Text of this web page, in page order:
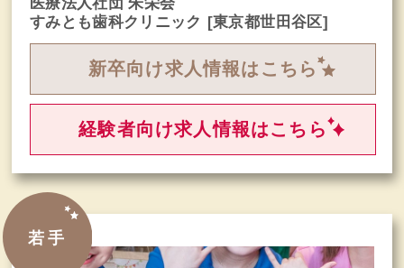
すみとも歯科クリニック [東京都世田谷区]
新卒向け求人情報はこちら
経験者向け求人情報はこちら
若手